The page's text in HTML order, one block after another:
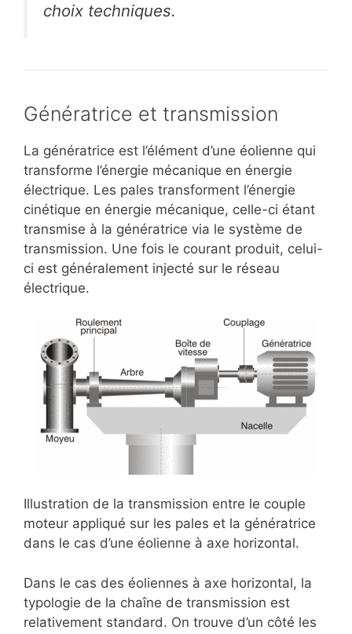
choix techniques.
Génératrice et transmission
La génératrice est l’élément d’une éolienne qui
transforme l’énergie mécanique en énergie
électrique. Les pales transforment l’énergie
cinétique en énergie mécanique, celle-ci étant
transmise à la génératrice via le système de
transmission. Une fois le courant produit, celui-
ci est généralement injecté sur le réseau
électrique.
Illustration de la transmission entre le couple
moteur appliqué sur les pales et la génératrice
dans le cas d’une éolienne à axe horizontal.
Dans le cas des éoliennes à axe horizontal, la
typologie de la chaîne de transmission est
relativement standard. On trouve d’un côté les